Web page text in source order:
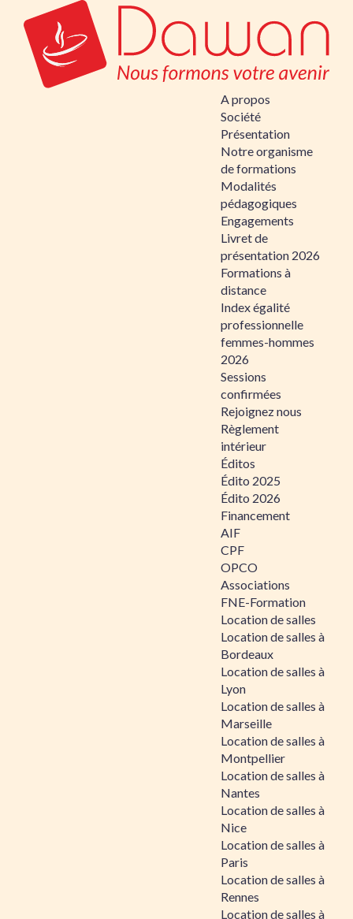
A propos
Société
Présentation
Notre organisme
de formations
Modalités
pédagogiques
Engagements
Livret de
présentation 2026
Formations à
distance
Index égalité
professionnelle
femmes-hommes
2026
Sessions
confirmées
Rejoignez nous
Règlement
intérieur
Éditos
Édito 2025
Édito 2026
Financement
AIF
CPF
OPCO
Associations
FNE-Formation
Location de salles
Location de salles à
Bordeaux
Location de salles à
Lyon
Location de salles à
Marseille
Location de salles à
Montpellier
Location de salles à
Nantes
Location de salles à
Nice
Location de salles à
Paris
Location de salles à
Rennes
Location de salles à